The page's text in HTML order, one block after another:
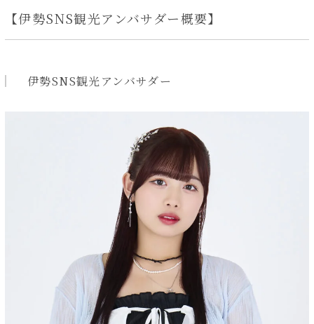
【伊勢SNS観光アンバサダー概要】
伊勢SNS観光アンバサダー